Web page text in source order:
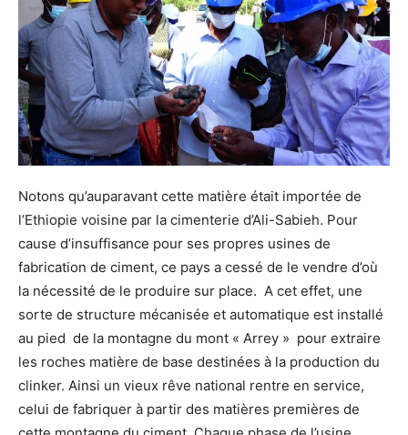
Notons qu’auparavant cette matière était importée de
l’Ethiopie voisine par la cimenterie d’Ali-Sabieh. Pour
cause d’insuffisance pour ses propres usines de
fabrication de ciment, ce pays a cessé de le vendre d’où
la nécessité de le produire sur place. A cet effet, une
sorte de structure mécanisée et automatique est installé
au pied de la montagne du mont « Arrey » pour extraire
les roches matière de base destinées à la production du
clinker. Ainsi un vieux rêve national rentre en service,
celui de fabriquer à partir des matières premières de